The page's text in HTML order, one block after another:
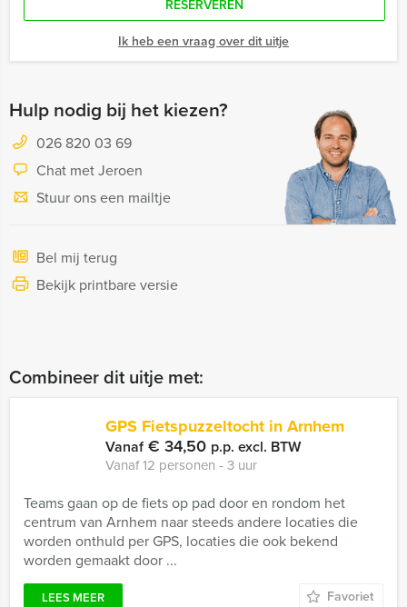
RESERVEREN
Ik heb een vraag over dit uitje
Hulp nodig bij het kiezen?
026 820 03 69
Chat met Jeroen
Stuur ons een mailtje
Bel mij terug
Bekijk printbare versie
Combineer dit uitje met:
GPS Fietspuzzeltocht in Arnhem
Vanaf€ 34,50 p.p. excl. BTW
Vanaf 12 personen ‐ 3 uur
Teams gaan op de fiets op pad door en rondom het
centrum van Arnhem naar steeds andere locaties die
worden onthuld per GPS, locaties die ook bekend
worden gemaakt door ...
LEES MEER Favoriet